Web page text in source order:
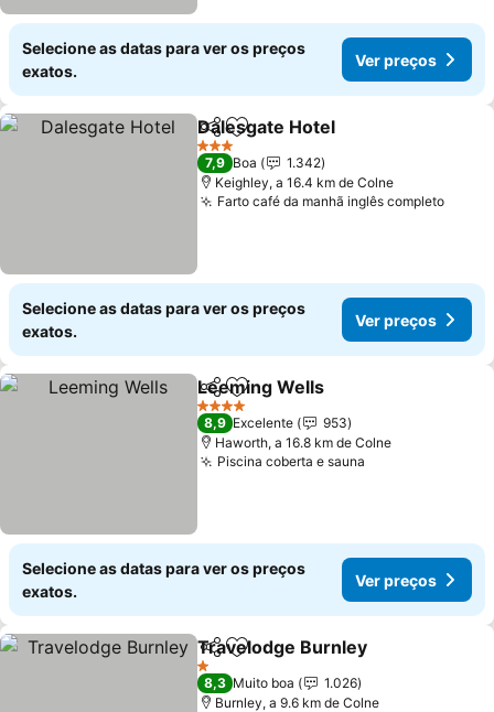
Selecione as datas para ver os preços
exatos.
Ver preços
PartilharAdicionar aos favoritos
Dalesgate Hotel
3 Estrelas
7,9 Boa
1.342
Keighley, a 16.4 km de Colne
Farto café da manhã inglês completoVer
Selecione as datas para ver os preços
exatos.
Ver preços
PartilharAdicionar aos favoritos
Leeming Wells
4 Estrelas
8,9 Excelente
953
Haworth, a 16.8 km de Colne
Piscina coberta e sauna
Selecione as datas para ver os preços
exatos.
Ver preços
PartilharAdicionar aos favoritos
Travelodge Burnley
1 Estrelas
8,3 Muito boa
1.026
Burnley, a 9.6 km de Colne